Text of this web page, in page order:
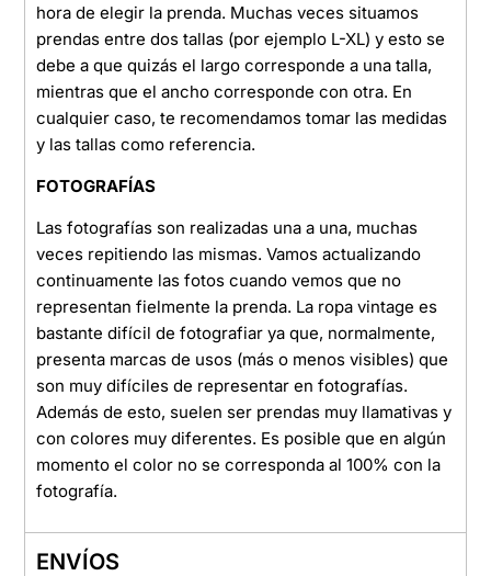
hora de elegir la prenda. Muchas veces situamos
prendas entre dos tallas (por ejemplo L-XL) y esto se
debe a que quizás el largo corresponde a una talla,
mientras que el ancho corresponde con otra. En
cualquier caso, te recomendamos tomar las medidas
y las tallas como referencia.
FOTOGRAFÍAS
Las fotografías son realizadas una a una, muchas
veces repitiendo las mismas. Vamos actualizando
continuamente las fotos cuando vemos que no
representan fielmente la prenda. La ropa vintage es
bastante difícil de fotografiar ya que, normalmente,
presenta marcas de usos (más o menos visibles) que
son muy difíciles de representar en fotografías.
Además de esto, suelen ser prendas muy llamativas y
con colores muy diferentes. Es posible que en algún
momento el color no se corresponda al 100% con la
fotografía.
ENVÍOS